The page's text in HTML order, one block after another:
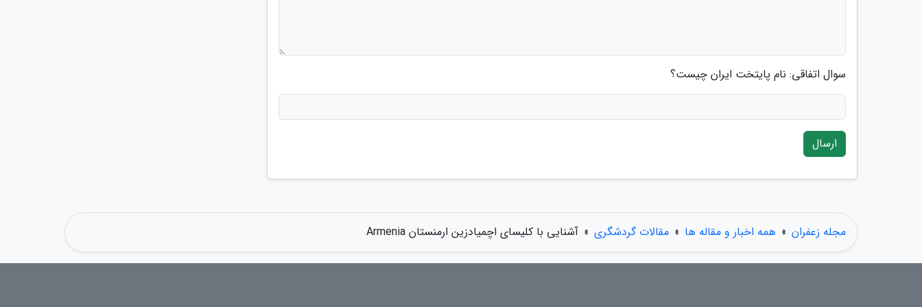
سوال اتفاقی: نام پایتخت ایران چیست؟
ارسال
مجله زعفران » همه اخبار و مقاله ها » مقالات گردشگری » آشنایی با کلیسای اچمیادزین ارمنستان Armenia